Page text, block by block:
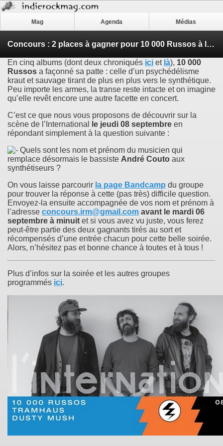
Mag Agenda Médias
Concours : 2 places à gagner pour 10 000 Russos à l’International (Paris, 08 septembre)
En cinq albums (dont deux chroniqués ici et là), 10 000
Russos a façonné sa patte : celle d’un psychédélisme
kraut et sauvage tirant de plus en plus vers le synthétique.
Peu importe les armes, la transe reste intacte et on imagine
qu’elle revêt encore une autre facette en concert.
C’est ce que nous vous proposons de découvrir sur la
scène de l’International
le jeudi 08 septembre en
répondant simplement à la question suivante :
Quels sont les nom et prénom du musicien qui
remplace désormais le bassiste André Couto aux
synthétiseurs ?
On vous laisse parcourir la page Bandcamp du groupe
pour trouver la réponse à cette (pas très) difficile question.
Envoyez-la ensuite accompagnée de vos nom et prénom à
l’adresse concours.irm@gmail.com avant le mardi 06
septembre à minuit et si vous avez vu juste, vous ferez
peut-être partie des deux gagnants tirés au sort et
récompensés d’une entrée chacun pour cette belle soirée.
Alors, n’hésitez pas et bonne chance à toutes et à tous !
Plus d’infos sur la soirée et les autres groupes
programmés ici.